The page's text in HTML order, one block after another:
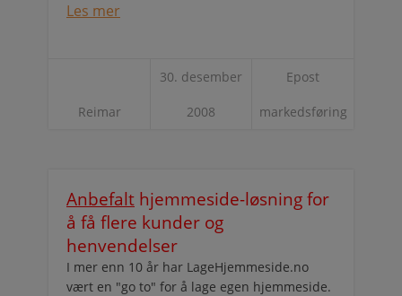
Les mer
Reimar
30. desember
2008
Epost
markedsføring
Anbefalt hjemmeside-løsning for
å få flere kunder og
henvendelser
I mer enn 10 år har LageHjemmeside.no
vært en "go to" for å lage egen hjemmeside.